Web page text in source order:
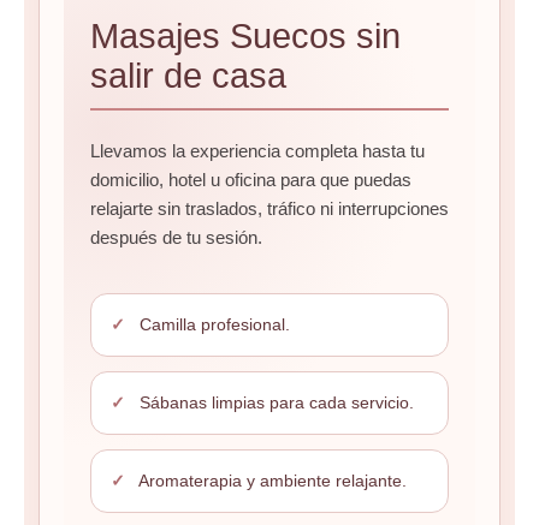
Masajes Suecos sin
salir de casa
Llevamos la experiencia completa hasta tu
domicilio, hotel u oficina para que puedas
relajarte sin traslados, tráfico ni interrupciones
después de tu sesión.
✓ Camilla profesional.
✓ Sábanas limpias para cada servicio.
✓ Aromaterapia y ambiente relajante.